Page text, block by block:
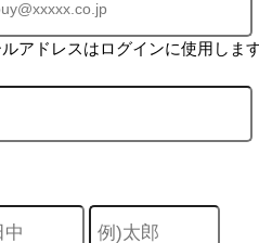
アドレスはログインに使用します